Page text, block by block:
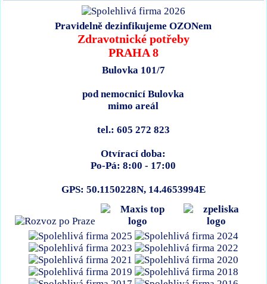
Pravidelně dezinfikujeme OZONem
Zdravotnické potřeby
PRAHA 8
Bulovka 101/7
pod nemocnicí Bulovka
mimo areál
tel.: 605 272 823
Otvírací doba:
Po-Pá: 8:00 - 17:00
GPS: 50.1150228N, 14.4653994E